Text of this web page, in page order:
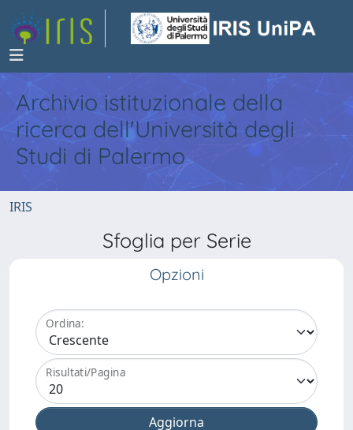
Archivio istituzionale della
ricerca dell'Università degli
Studi di Palermo
IRIS
Sfoglia per Serie
Opzioni
Ordina:
Risultati/Pagina